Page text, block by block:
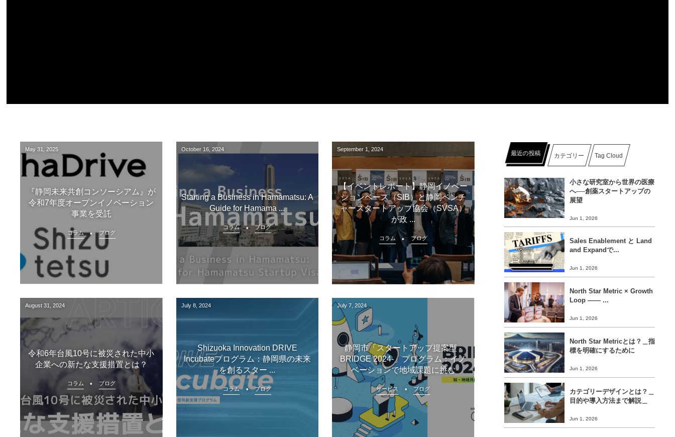
May 31,2025
『静岡未来共創コンソーシアム』が
令和7年度オープンイノベーション
事業を受託
コラム ブログ
October 16, 2024
Starting a Business in Hamamatsu: A
Guide for Hamama ...
コラム ブログ
September 1,2024
【イベントレポート】静岡イノベー
ションベース（SIB）と静岡ベンチ
ャースタートアップ協会（SVSA）
が政 ...
コラム ブログ
August 31 ,2024
令和6年台風10号に被災された中小
企業への新たな支援措置とは？
コラム ブログ
July 8, 2024
Shizuoka Innovation DRIVE
Incubateプログラム：静岡県の未来
を創るスター ...
コラム ブログ
July 7 ,2024
静岡市「スタートアップ提案型 -
BRIDGE 2024-」プログラム：イノ
ベーションで地域課題に挑む
サービス ブログ
最近の投稿 カテゴリー Tag Cloud
小さな研究室から世界の医療
へ──創薬スタートアップの
展望
Jun 1, 2026
Sales Enablement と Land
and Expandで...
Jun 1, 2026
North Star Metric × Growth
Loop ―― ...
Jun 1, 2026
North Star Metricとは？＿指
標を明確にするために
Jun 1, 2026
カテゴリーデザインとは？＿
目的や導入方法まで解説＿
Jun 1, 2026